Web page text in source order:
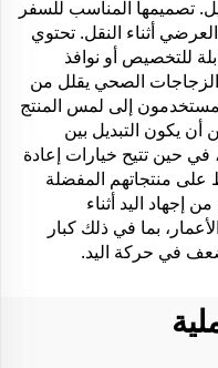
تصميمها المناسب للسفر
أثناء النقل. تحتوي
للتخصيص أو نوافذ
الزجاجات الصحي يقلل من
إلى لمس المنتج
يكون التبديل بين
في حين تتيح خيارات إعادة
على منتجاتهم المفضلة
إجهاد اليد أثناء
بما في ذلك كبار
في حركة اليد.